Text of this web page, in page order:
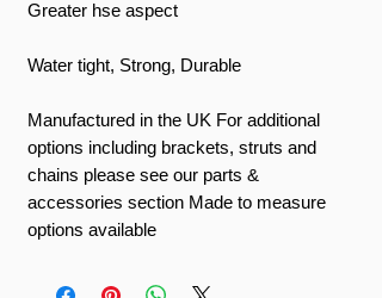
Greater hse aspect
Water tight, Strong, Durable
Manufactured in the UK For additional
options including brackets, struts and
chains please see our parts &
accessories section Made to measure
options available